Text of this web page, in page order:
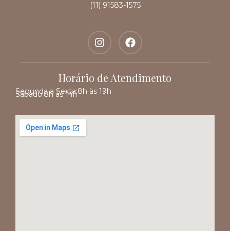
(11) 91583-1575
Horário de Atendimento
Segunda a Sexta:8h às 19h
Sábado:8h às 14h